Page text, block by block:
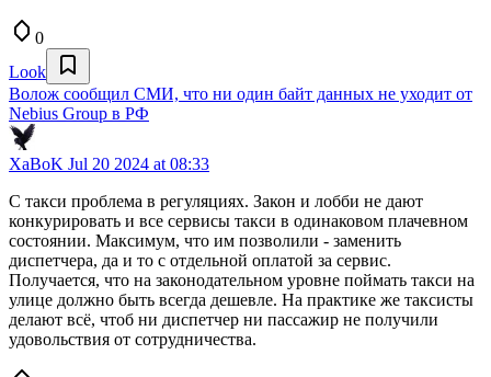
0
Look
Волож сообщил СМИ, что ни один байт данных не уходит от
Nebius Group в РФ
XaBoK Jul 20 2024 at 08:33
С такси проблема в регуляциях. Закон и лобби не дают
конкурировать и все сервисы такси в одинаковом плачевном
состоянии. Максимум, что им позволили - заменить
диспетчера, да и то с отдельной оплатой за сервис.
Получается, что на законодательном уровне поймать такси на
улице должно быть всегда дешевле. На практике же таксисты
делают всё, чтоб ни диспетчер ни пассажир не получили
удовольствия от сотрудничества.